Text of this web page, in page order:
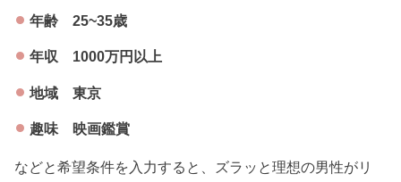
年齢 25~35歳
年収 1000万円以上
地域 東京
趣味 映画鑑賞
などと希望条件を入力すると、ズラッと理想の男性がリ